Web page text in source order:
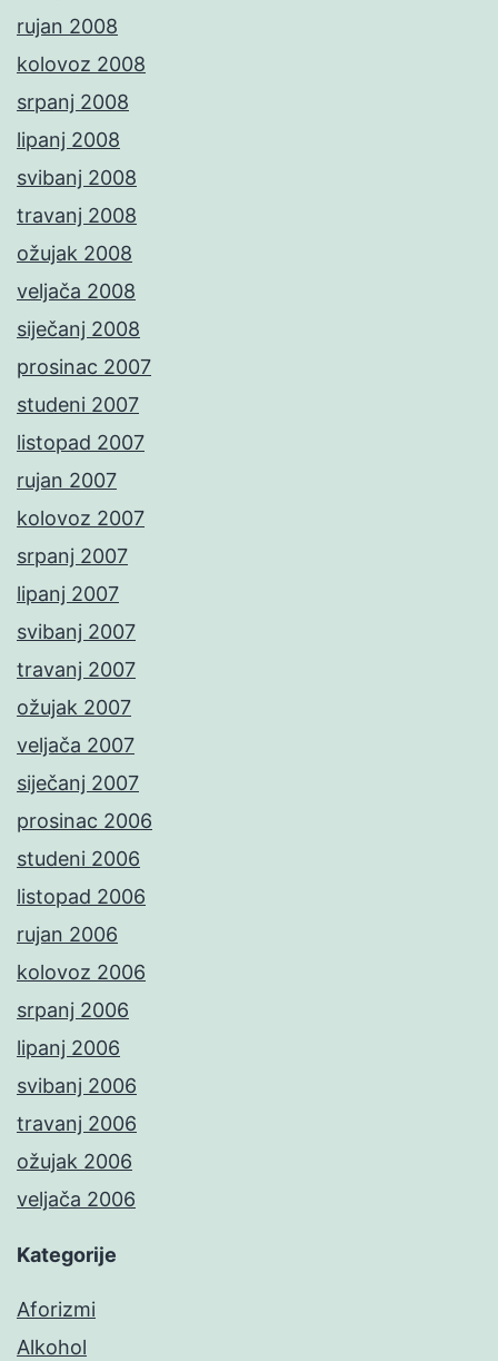
rujan 2008
kolovoz 2008
srpanj 2008
lipanj 2008
svibanj 2008
travanj 2008
ožujak 2008
veljača 2008
siječanj 2008
prosinac 2007
studeni 2007
listopad 2007
rujan 2007
kolovoz 2007
srpanj 2007
lipanj 2007
svibanj 2007
travanj 2007
ožujak 2007
veljača 2007
siječanj 2007
prosinac 2006
studeni 2006
listopad 2006
rujan 2006
kolovoz 2006
srpanj 2006
lipanj 2006
svibanj 2006
travanj 2006
ožujak 2006
veljača 2006
Kategorije
Aforizmi
Alkohol